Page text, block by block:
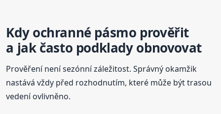
Kdy ochranné pásmo prověřit
a jak často podklady obnovovat
Prověření není sezónní záležitost. Správný okamžik
nastává vždy před rozhodnutím, které může být trasou
vedení ovlivněno.